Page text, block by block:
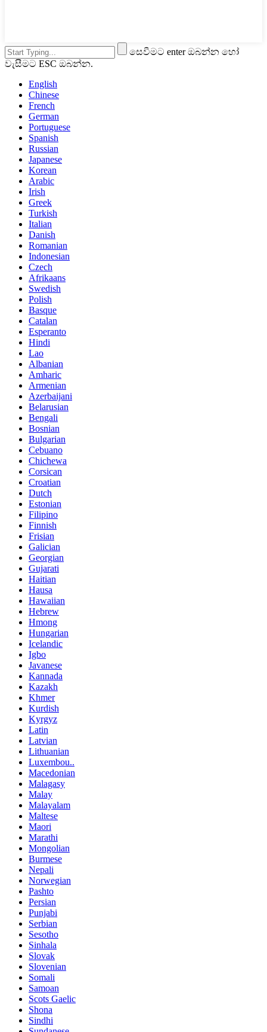
සෙවීමට enter ඔබන්න හෝ
වැසීමට ESC ඔබන්න.
English
Chinese
French
German
Portuguese
Spanish
Russian
Japanese
Korean
Arabic
Irish
Greek
Turkish
Italian
Danish
Romanian
Indonesian
Czech
Afrikaans
Swedish
Polish
Basque
Catalan
Esperanto
Hindi
Lao
Albanian
Amharic
Armenian
Azerbaijani
Belarusian
Bengali
Bosnian
Bulgarian
Cebuano
Chichewa
Corsican
Croatian
Dutch
Estonian
Filipino
Finnish
Frisian
Galician
Georgian
Gujarati
Haitian
Hausa
Hawaiian
Hebrew
Hmong
Hungarian
Icelandic
Igbo
Javanese
Kannada
Kazakh
Khmer
Kurdish
Kyrgyz
Latin
Latvian
Lithuanian
Luxembou..
Macedonian
Malagasy
Malay
Malayalam
Maltese
Maori
Marathi
Mongolian
Burmese
Nepali
Norwegian
Pashto
Persian
Punjabi
Serbian
Sesotho
Sinhala
Slovak
Slovenian
Somali
Samoan
Scots Gaelic
Shona
Sindhi